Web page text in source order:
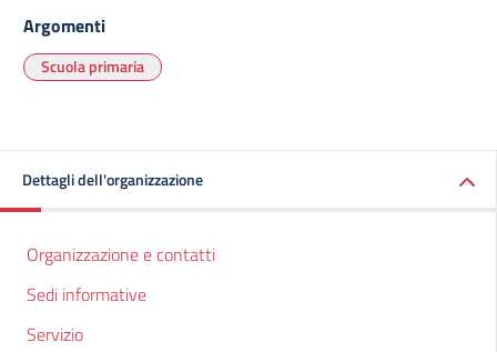
Argomenti
Scuola primaria
Dettagli dell'organizzazione
Organizzazione e contatti
Sedi informative
Servizio